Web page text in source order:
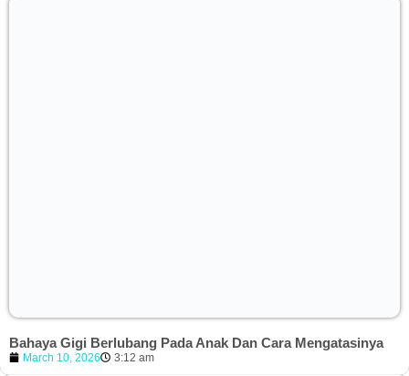
Bahaya Gigi Berlubang Pada Anak Dan Cara Mengatasinya
March 10, 2026 3:12 am